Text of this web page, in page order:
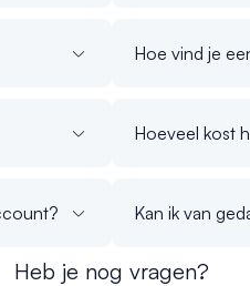
Hoe vind je
Hoeveel kost
Kan ik van
Heb je nog vragen?